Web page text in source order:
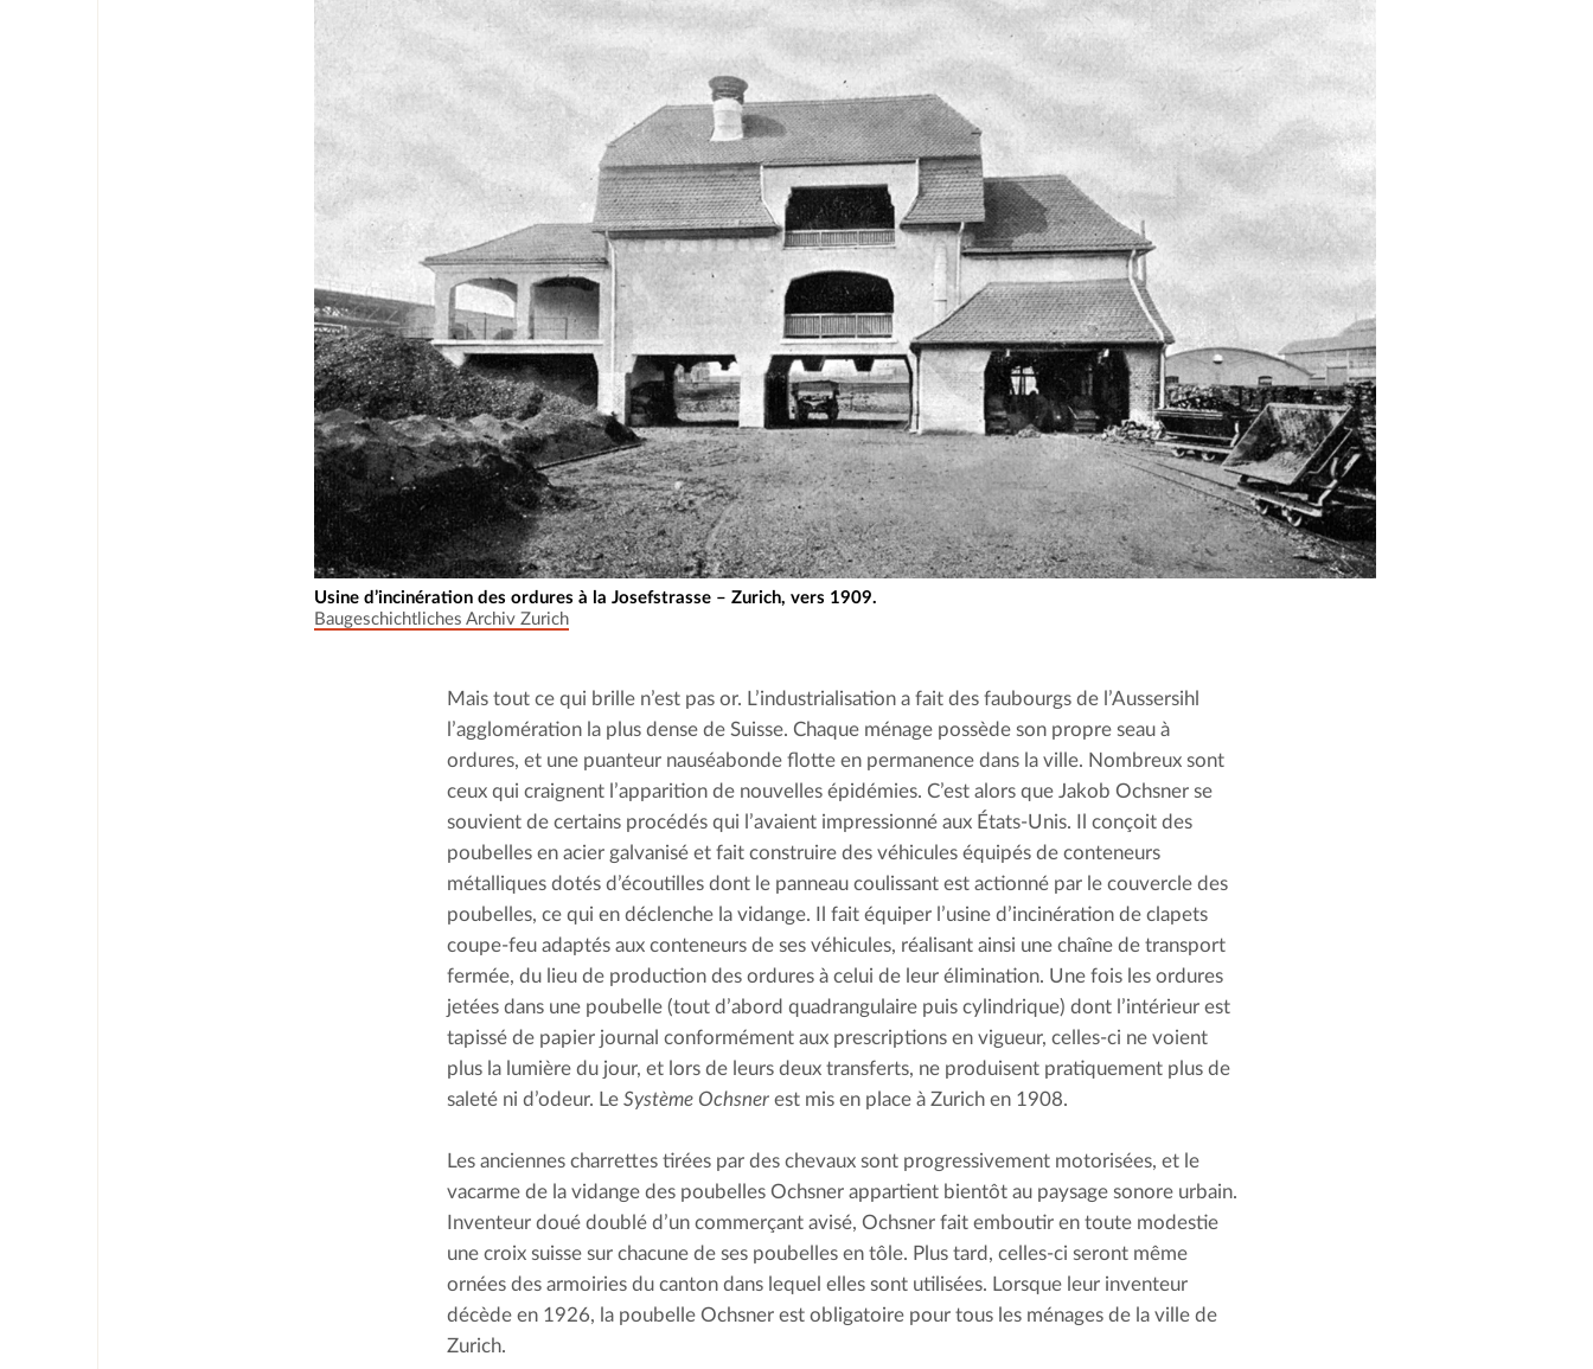
Usine d’incinération des ordures à la Josefstrasse – Zurich, vers 1909.
Baugeschichtliches Archiv Zurich
Mais tout ce qui brille n’est pas or. L’industrialisation a fait des faubourgs de l’Aussersihl
l’agglomération la plus dense de Suisse. Chaque ménage possède son propre seau à
ordures, et une puanteur nauséabonde flotte en permanence dans la ville. Nombreux sont
ceux qui craignent l’apparition de nouvelles épidémies. C’est alors que Jakob Ochsner se
souvient de certains procédés qui l’avaient impressionné aux États-Unis. Il conçoit des
poubelles en acier galvanisé et fait construire des véhicules équipés de conteneurs
métalliques dotés d’écoutilles dont le panneau coulissant est actionné par le couvercle des
poubelles, ce qui en déclenche la vidange. Il fait équiper l’usine d’incinération de clapets
coupe-feu adaptés aux conteneurs de ses véhicules, réalisant ainsi une chaîne de transport
fermée, du lieu de production des ordures à celui de leur élimination. Une fois les ordures
jetées dans une poubelle (tout d’abord quadrangulaire puis cylindrique) dont l’intérieur est
tapissé de papier journal conformément aux prescriptions en vigueur, celles-ci ne voient
plus la lumière du jour, et lors de leurs deux transferts, ne produisent pratiquement plus de
saleté ni d’odeur. Le Système Ochsner est mis en place à Zurich en 1908.
Les anciennes charrettes tirées par des chevaux sont progressivement motorisées, et le
vacarme de la vidange des poubelles Ochsner appartient bientôt au paysage sonore urbain.
Inventeur doué doublé d’un commerçant avisé, Ochsner fait emboutir en toute modestie
une croix suisse sur chacune de ses poubelles en tôle. Plus tard, celles-ci seront même
ornées des armoiries du canton dans lequel elles sont utilisées. Lorsque leur inventeur
décède en 1926, la poubelle Ochsner est obligatoire pour tous les ménages de la ville de
Zurich.